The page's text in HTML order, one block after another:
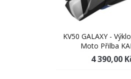
KV50 GALAXY -
Moto Přilba
4 390,00